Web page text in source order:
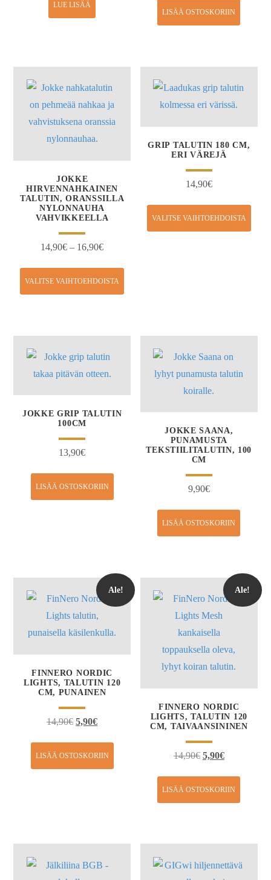
LUE LISÄÄ
LISÄÄ OSTOSKORIIN
JOKKE
HIRVENNAHKAINEN
TALUTIN, ORANSSILLA
NYLONNAUHA
VAHVIKKEELLA
14,90€ – 16,90€
VALITSE VAIHTOEHDOISTA
GRIP TALUTIN 180 CM,
ERI VÄREJÄ
14,90€
VALITSE VAIHTOEHDOISTA
JOKKE GRIP TALUTIN
100CM
13,90€
LISÄÄ OSTOSKORIIN
JOKKE SAANA,
PUNAMUSTA
TEKSTIILITALUTIN, 100
CM
9,90€
LISÄÄ OSTOSKORIIN
Ale!
FINNERO NORDIC
LIGHTS, TALUTIN 120
CM, PUNAINEN
14,90€ 5,90€
LISÄÄ OSTOSKORIIN
Ale!
FINNERO NORDIC
LIGHTS, TALUTIN 120
CM, TAIVAANSININEN
14,90€ 5,90€
LISÄÄ OSTOSKORIIN